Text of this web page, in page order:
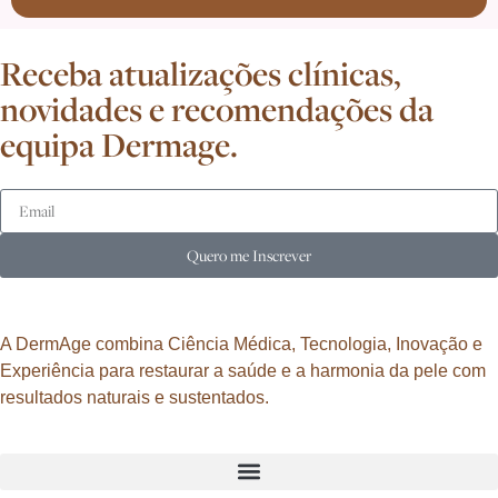
Receba atualizações clínicas,
novidades e recomendações da
equipa Dermage.
Quero me Inscrever
A DermAge combina Ciência Médica, Tecnologia, Inovação e
Experiência para restaurar a saúde e a harmonia da pele com
resultados naturais e sustentados.